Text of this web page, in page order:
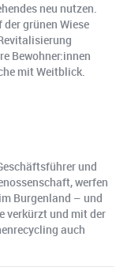
neu nutzen.
grünen Wiese
Bewohner:innen
mit Weitblick.
und
werfen
Burgenland – und
verkürzt und mit der
auch